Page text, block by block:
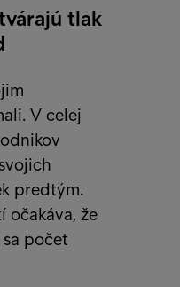
tlak
V celej
predtým.
očakáva, že
počet